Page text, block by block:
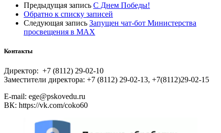
Предыдущая запись С Днем Победы!
Обратно к списку записей
Следующая запись Запущен чат-бот Министерства
просвещения в MAX
Контакты
Директор: +7 (8112) 29-02-10
Заместители директора: +7 (8112) 29-02-13, +7(8112)29-02-15
E-mail: ege@pskovedu.ru
ВК: https://vk.com/coko60